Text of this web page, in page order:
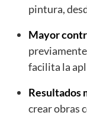
pintura,
Mayor
facilita la
Resultados
crear obras